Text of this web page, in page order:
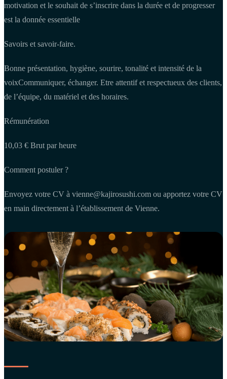
motivation et le souhait de s’inscrire dans la durée et de progresser
est la donnée essentielle
Savoirs et savoir-faire.
Bonne présentation, hygiène, sourire, tonalité et intensité de la
voixCommuniquer, échanger. Etre attentif et respectueux des clients,
de l’équipe, du matériel et des horaires.
Rémunération
10,03 € Brut par heure
Comment postuler ?
Envoyez votre CV à vienne@kajirosushi.com ou apportez votre CV
en main directement à l’établissement de Vienne.